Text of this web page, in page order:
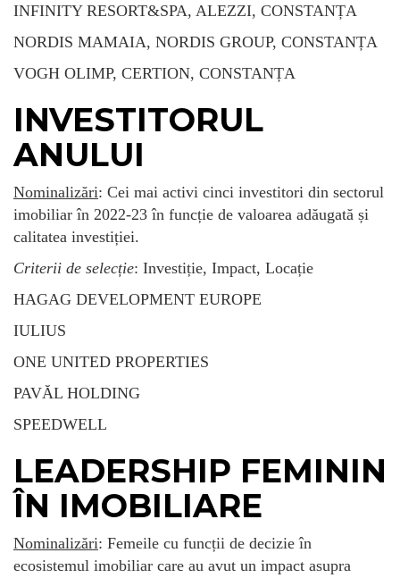
INFINITY RESORT&SPA, ALEZZI, CONSTANȚA
NORDIS MAMAIA, NORDIS GROUP, CONSTANȚA
VOGH OLIMP, CERTION, CONSTANȚA
INVESTITORUL
ANULUI
Nominalizări: Cei mai activi cinci investitori din sectorul
imobiliar în 2022-23 în funcție de valoarea adăugată și
calitatea investiției.
Criterii de selecție: Investiție, Impact, Locație
HAGAG DEVELOPMENT EUROPE
IULIUS
ONE UNITED PROPERTIES
PAVĂL HOLDING
SPEEDWELL
LEADERSHIP FEMININ
ÎN IMOBILIARE
Nominalizări: Femeile cu funcții de decizie în
ecosistemul imobiliar care au avut un impact asupra